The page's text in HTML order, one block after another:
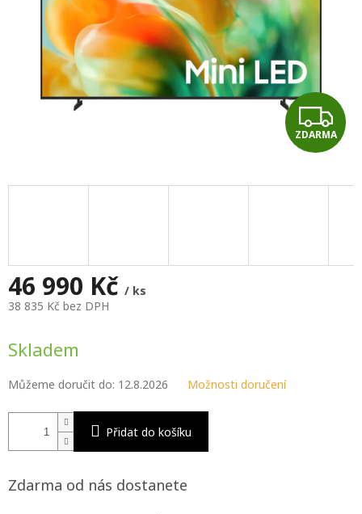
Z
D
A
ZDARMA
46 990 Kč / ks
38 835 Kč bez DPH
cena:
Skladem
Můžeme doručit do: 12.8.2026 Možnosti doručení
Přidat do košíku
Zdarma od nás dostanete